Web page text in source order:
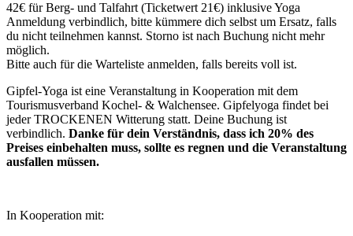
42€ für Berg- und Talfahrt (Ticketwert 21€) inklusive Yoga
Anmeldung verbindlich, bitte kümmere dich selbst um Ersatz, falls
du nicht teilnehmen kannst. Storno ist nach Buchung nicht mehr
möglich.
Bitte auch für die Warteliste anmelden, falls bereits voll ist.
Gipfel-Yoga ist eine Veranstaltung in Kooperation mit dem
Tourismusverband Kochel- & Walchensee. Gipfelyoga findet bei
jeder TROCKENEN Witterung statt. Deine Buchung ist
verbindlich. Danke für dein Verständnis, dass ich 20% des
Preises einbehalten muss, sollte es regnen und die Veranstaltung
ausfallen müssen.
In Kooperation mit: